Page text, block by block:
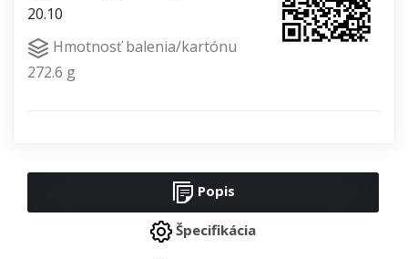
20.10
Hmotnosť balenia/kartónu
272.6 g
Popis
Špecifikácia